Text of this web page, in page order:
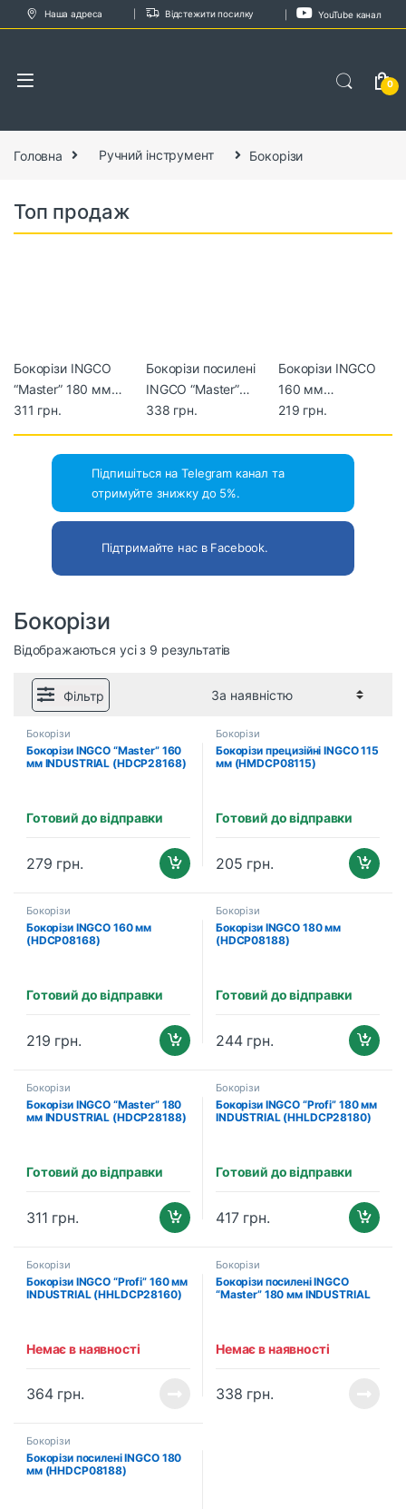
Skip to navigation
Skip to content
Наша адреса Відстежити посилку YouTube канал
0
Головна Ручний інструмент Бокорізи
Топ продаж
Бокорізи INGCO
“Master” 180 мм
INDUSTRIAL
(HDCP28188)
311 грн.
Бокорізи посилені
INGCO “Master”
180 мм
INDUSTRIAL
(HHDCP28188)
338 грн.
Бокорізи INGCO
160 мм
(HDCP08168)
219 грн.
Підпишіться на Telegram канал та
отримуйте знижку до 5%.
Підтримайте нас в Facebook.
Бокорізи
Відображаються усі з 9 результатів
Фільтр
Бокорізи
Бокорізи INGCO “Master” 160
мм INDUSTRIAL (HDCP28168)
Готовий до відправки
279 грн.
Бокорізи
Бокорізи прецизійні INGCO 115
мм (HMDCP08115)
Готовий до відправки
205 грн.
Бокорізи
Бокорізи INGCO 160 мм
(HDCP08168)
Готовий до відправки
219 грн.
Бокорізи
Бокорізи INGCO 180 мм
(HDCP08188)
Готовий до відправки
244 грн.
Бокорізи
Бокорізи INGCO “Master” 180
мм INDUSTRIAL (HDCP28188)
Готовий до відправки
311 грн.
Бокорізи
Бокорізи INGCO “Profi” 180 мм
INDUSTRIAL (HHLDCP28180)
Готовий до відправки
417 грн.
Бокорізи
Бокорізи INGCO “Profi” 160 мм
INDUSTRIAL (HHLDCP28160)
Немає в наявності
364 грн.
Бокорізи
Бокорізи посилені INGCO
“Master” 180 мм INDUSTRIAL
Немає в наявності
338 грн.
Бокорізи
Бокорізи посилені INGCO 180
мм (HHDCP08188)